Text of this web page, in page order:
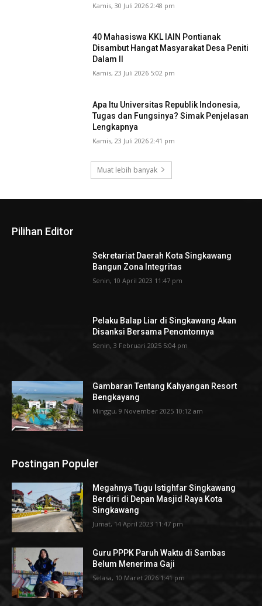
Kamis, 30 Juli 2026 2:48 pm
40 Mahasiswa KKL IAIN Pontianak
Disambut Hangat Masyarakat Desa Peniti
Dalam II
Kamis, 23 Juli 2026 5:02 pm
Apa Itu Universitas Republik Indonesia,
Tugas dan Fungsinya? Simak Penjelasan
Lengkapnya
Kamis, 23 Juli 2026 2:41 pm
Muat lebih banyak
Pilihan Editor
Sekretariat Daerah Kota Singkawang
Bangun Zona Integritas
Senin, 10 April 2023 11:47 pm
Pelaku Balap Liar di Singkawang Akan
Disanksi Bersama Penontonnya
Senin, 3 Februari 2025 5:04 pm
Gambaran Tentang Kahyangan Resort
Bengkayang
Minggu, 9 November 2025 10:12 am
Postingan Populer
Megahnya Tugu Istighfar Singkawang
Berdiri di Depan Masjid Raya Kota
Singkawang
Jumat, 14 April 2023 11:47 pm
Guru PPPK Paruh Waktu di Sambas
Belum Menerima Gaji
Selasa, 10 Maret 2026 1:41 pm